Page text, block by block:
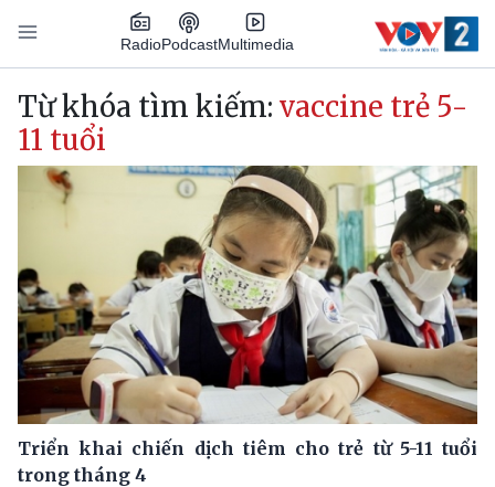
Nhảy đến nội dung
RadioPodcastMultimedia
Main navigation
Từ khóa tìm kiếm: vaccine trẻ 5-
11 tuổi
Triển khai chiến dịch tiêm cho trẻ từ 5-11 tuổi
trong tháng 4